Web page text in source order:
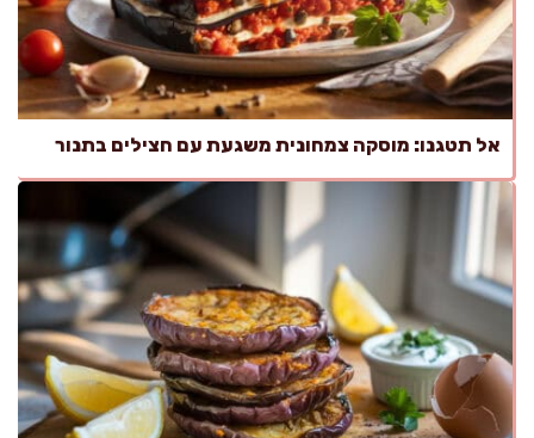
אל תטגנו: מוסקה צמחונית משגעת עם חצילים בתנור